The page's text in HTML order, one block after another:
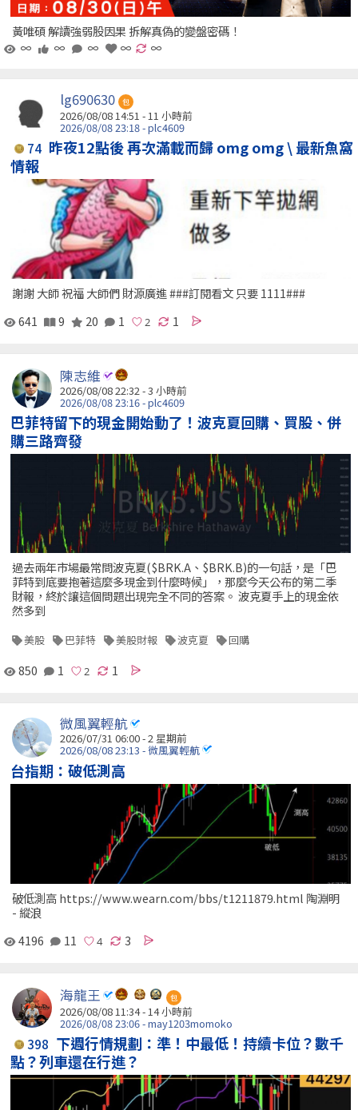
黃唯碩 解讀強弱股因果 拆解真偽的變盤密碼！
∞
∞ ∞ ∞ ∞
lg690630 包
2026/08/08 14:51 -11 小時前
2026/08/08 23:18 - plc4609
74 昨夜12點後 再次滿載而歸 omg omg \ 最新魚窩
情報
謝謝 大師 祝福 大師們 財源廣進 ###訂閱看文 只要 1111###
641
9 20 1 1
陳志維
2026/08/08 22:32 -3 小時前
2026/08/08 23:16 - plc4609
巴菲特留下的現金開始動了！波克夏回購、買股、併
購三路齊發
過去兩年市場最常問波克夏($BRK.A、$BRK.B)的一句話，是「巴
菲特到底要抱著這麼多現金到什麼時候」，那麼今天公布的第二季
財報，終於讓這個問題出現完全不同的答案。 波克夏手上的現金依
然多到
美股 巴菲特 美股財報 波克夏 回購
850 1 1
微風翼輕航
2026/07/31 06:00 - 2 星期前
2026/08/08 23:13 - 微風翼輕航
台指期：破低測高
破低測高 https://www.wearn.com/bbs/t1211879.html 陶淵明
- 縱浪
4196
11 3
海龍王 包
2026/08/08 11:34 - 14 小時前
2026/08/08 23:06 - may1203momoko
398 下週行情規劃：準！中最低！持續卡位？數千
點？列車還在行進？